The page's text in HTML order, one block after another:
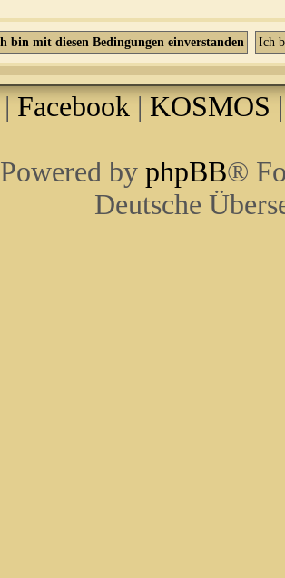
| Facebook | KOSMOS
Powered by phpBB®
Deutsche